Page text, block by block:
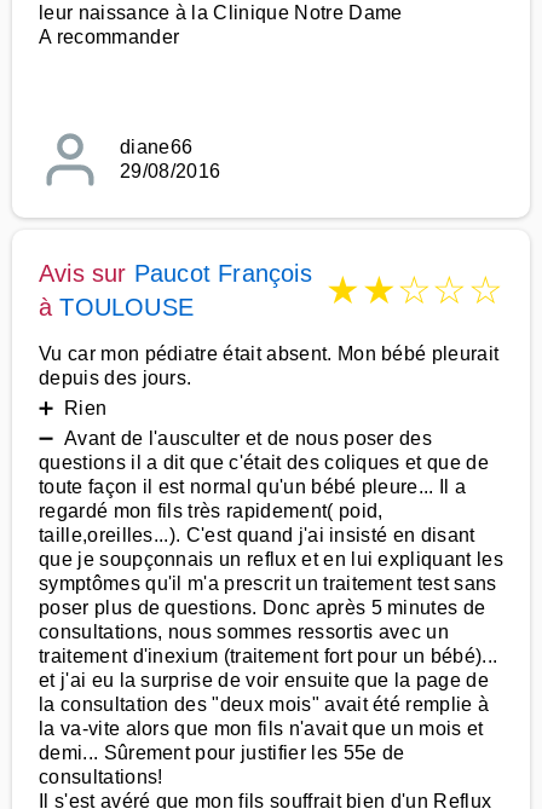
leur naissance à la Clinique Notre Dame
A recommander
diane66
29/08/2016
Avis sur Paucot François
àTOULOUSE ★★☆☆☆
Vu car mon pédiatre était absent. Mon bébé pleurait
depuis des jours.
➕ Rien
➖ Avant de l'ausculter et de nous poser des
questions il a dit que c'était des coliques et que de
toute façon il est normal qu'un bébé pleure... Il a
regardé mon fils très rapidement( poid,
taille,oreilles...). C'est quand j'ai insisté en disant
que je soupçonnais un reflux et en lui expliquant les
symptômes qu'il m'a prescrit un traitement test sans
poser plus de questions. Donc après 5 minutes de
consultations, nous sommes ressortis avec un
traitement d'inexium (traitement fort pour un bébé)...
et j'ai eu la surprise de voir ensuite que la page de
la consultation des "deux mois" avait été remplie à
la va-vite alors que mon fils n'avait que un mois et
demi... Sûrement pour justifier les 55e de
consultations!
Il s'est avéré que mon fils souffrait bien d'un Reflux